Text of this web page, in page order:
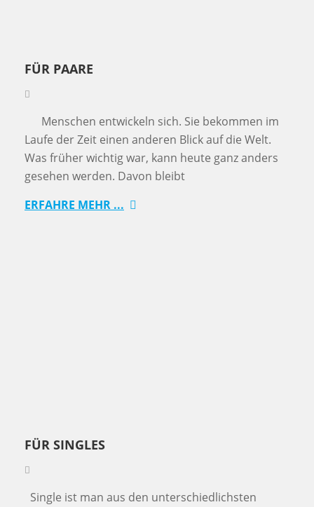
FÜR PAARE
Menschen entwickeln sich. Sie bekommen im
Laufe der Zeit einen anderen Blick auf die Welt.
Was früher wichtig war, kann heute ganz anders
gesehen werden. Davon bleibt
ERFAHRE MEHR ...
FÜR SINGLES
Single ist man aus den unterschiedlichsten